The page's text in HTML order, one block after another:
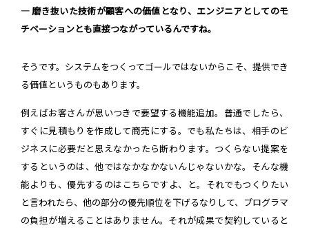
― 磨き抜いた技術が顧客への価値となり、エンジニアとしてのモ
チベーションとも直接つながっているんですね。
そうです。システムをつくってゴールではないからこそ、提供でき
る価値というものもあります。
例えばお客さんが思いつきで要望する機能追加。普通でしたら、
すぐに見積もりを作成して商売にする。でも私たちは、相手のビ
ジネスに必要だと思えなかったら断わります。つくらない提案を
するというのは、他ではなかなかないんじゃないかな。そんな機
能よりも、優先するのはこちらですよ、と。それでもつくりたい
と言われたら、他の部分の優先順位を下げるなりして、プログラマ
の負担が増えることはありません。それが成果で契約していると